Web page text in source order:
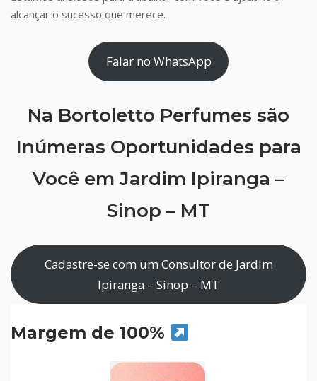
alcançar o sucesso que merece.
Falar no WhatsApp
Na Bortoletto Perfumes são
Inúmeras Oportunidades para
Você em Jardim Ipiranga –
Sinop – MT
Cadastre-se com um Consultor de Jardim
Ipiranga – Sinop – MT
Margem de 100%